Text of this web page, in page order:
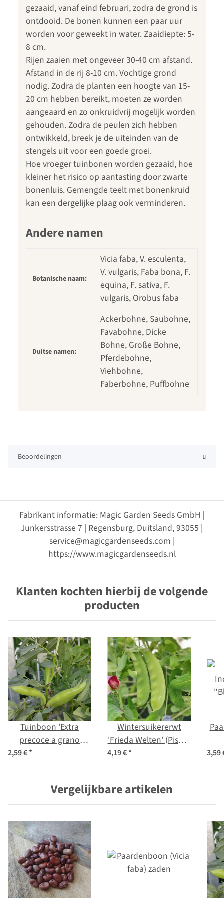
gezaaid, vanaf eind februari, zodra de grond is
ontdooid. De bonen kunnen een paar uur
worden voor geweekt in water. Zaaidiepte: 5-
8 cm.
Rijen zaaien met ongeveer 30-40 cm afstand.
Afstand in de rij 8-10 cm. Vochtige grond
nodig. Zodra de planten een hoogte van 15-
20 cm hebben bereikt, moeten ze worden
aangeaard en zo onkruidvrij mogelijk worden
gehouden. Zodra de peulen zich hebben
ontwikkeld, breek je de uiteinden van de
stengels uit voor een goede groei.
Hoe vroeger tuinbonen worden gezaaid, hoe
kleiner het risico op aantasting door zwarte
bonenluis. Gemengde teelt met bonenkruid
kan een dergelijke plaag ook verminderen.
Andere namen
Botanische naam:
Vicia faba, V. esculenta,
V. vulgaris, Faba bona, F.
equina, F. sativa, F.
vulgaris, Orobus faba
Duitse namen:
Ackerbohne, Saubohne,
Favabohne, Dicke
Bohne, Große Bohne,
Pferdebohne,
Viehbohne,
Faberbohne, Puffbohne
Beoordelingen
Fabrikant informatie: Magic Garden Seeds GmbH |
Junkersstrasse 7 | Regensburg, Duitsland, 93055 |
service@magicgardenseeds.com |
https://www.magicgardenseeds.nl
Klanten kochten hierbij de volgende
producten
Tuinboon 'Extra
precoce a grano
violetto' (Vicia faba)
2,59 €*
Wintersuikererwt
'Frieda Welten' (Pisum
sativum) bio zaad
4,19 €* 3,59
Vergelijkbare artikelen